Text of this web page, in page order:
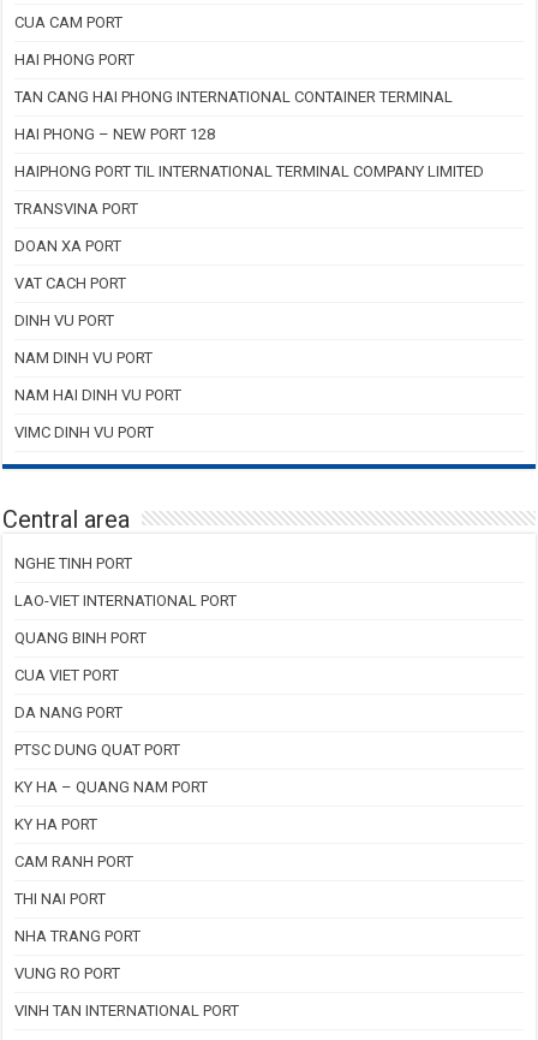
CUA CAM PORT
HAI PHONG PORT
TAN CANG HAI PHONG INTERNATIONAL CONTAINER TERMINAL
HAI PHONG – NEW PORT 128
HAIPHONG PORT TIL INTERNATIONAL TERMINAL COMPANY LIMITED
TRANSVINA PORT
DOAN XA PORT
VAT CACH PORT
DINH VU PORT
NAM DINH VU PORT
NAM HAI DINH VU PORT
VIMC DINH VU PORT
Central area
NGHE TINH PORT
LAO-VIET INTERNATIONAL PORT
QUANG BINH PORT
CUA VIET PORT
DA NANG PORT
PTSC DUNG QUAT PORT
KY HA – QUANG NAM PORT
KY HA PORT
CAM RANH PORT
THI NAI PORT
NHA TRANG PORT
VUNG RO PORT
VINH TAN INTERNATIONAL PORT